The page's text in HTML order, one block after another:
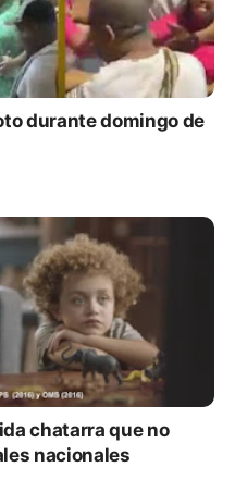
durante domingo de
chatarra que no
nacionales